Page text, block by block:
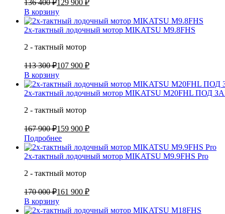
136 400 ₽129 900 ₽
В корзину
2х-тактный лодочный мотор MIKATSU M9.8FHS
2 - тактный мотор
113 300 ₽107 900 ₽
В корзину
2х-тактный лодочный мотор MIKATSU M20FHL ПОД
2 - тактный мотор
167 900 ₽159 900 ₽
Подробнее
2х-тактный лодочный мотор MIKATSU M9.9FHS Pro
2 - тактный мотор
170 000 ₽161 900 ₽
В корзину